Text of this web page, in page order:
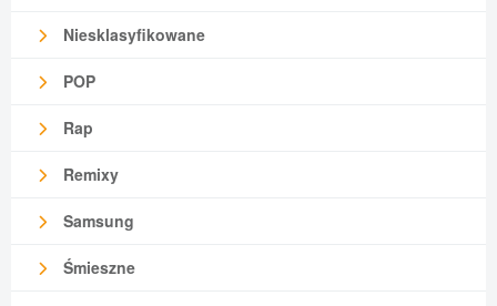
Niesklasyfikowane
POP
Rap
Remixy
Samsung
Śmieszne